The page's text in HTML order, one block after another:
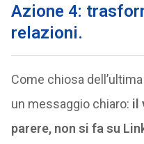
Azione 4:
relazioni.
Come chiosa
un messaggio chiaro: il
parere, non si fa su